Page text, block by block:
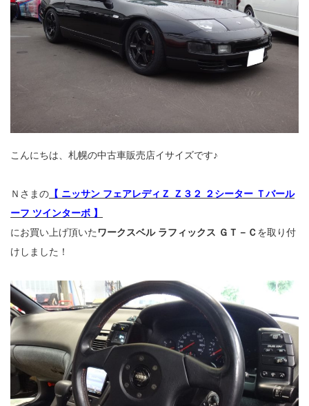
こんにちは、札幌の中古車販売店イサイズです♪
Ｎさまの 【 ニッサン フェアレディＺ Ｚ３２ ２シーター Ｔバール
ーフ ツインターボ 】
にお買い上げ頂いた ワークスベル ラフィックス ＧＴ－Ｃを取り付
けしました！